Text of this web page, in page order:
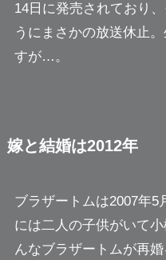
14日に発売されており
うにまさかの放送休止
すが…。
嫁と結婚は2012年
ブラザートムは2007年5
には二人の子供がいて
んなブラザートムが再